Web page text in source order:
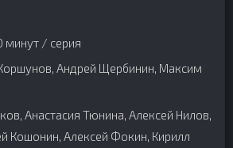
минут / серия
Андрей Щербинин, Максим
Анастасия Тюнина, Алексей Нилов,
Кошонин, Алексей Фокин, Кирилл